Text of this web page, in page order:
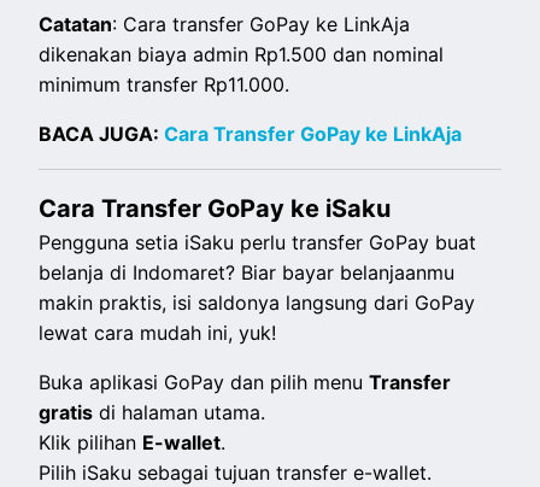
Catatan: Cara transfer GoPay ke LinkAja
dikenakan biaya admin Rp1.500 dan nominal
minimum transfer Rp11.000.
BACA JUGA:Cara Transfer GoPay ke LinkAja
Cara Transfer GoPay ke iSaku
Pengguna setia iSaku perlu transfer GoPay buat
belanja di Indomaret? Biar bayar belanjaanmu
makin praktis, isi saldonya langsung dari GoPay
lewat cara mudah ini, yuk!
Buka aplikasi GoPay dan pilih menuTransfer
gratis di halaman utama.
Klik pilihan E-wallet.
Pilih iSaku sebagai tujuan transfer e-wallet.